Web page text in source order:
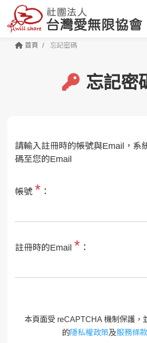
首頁 忘記密碼
忘記密
請輸入註冊時的帳號與Email，系
碼至您的Email
帳號 * ：
註冊時的Email * ：
本頁面受 reCAPTCHA 機制保護，
的隱私權政策及服務條款